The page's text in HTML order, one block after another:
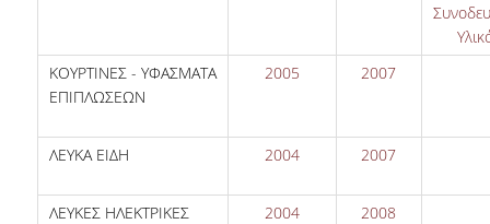
ΚΟΥΡΤΙΝΕΣ - ΥΦΑΣΜΑΤΑ
ΕΠΙΠΛΩΣΕΩΝ
2005 2007
ΛΕΥΚΑ ΕΙΔΗ 2004 2007
ΛΕΥΚΕΣ ΗΛΕΚΤΡΙΚΕΣ
2004 2008